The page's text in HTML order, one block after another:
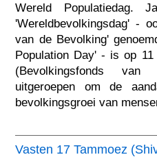
Wereld Populatiedag.
'Wereldbevolkingsdag' -
van de Bevolking'
Population Day' - is op
(Bevolkingsfonds
uitgeroepen om de
bevolkingsgroei van
Vasten 17 Tammoez